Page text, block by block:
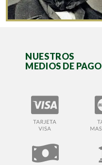
NUESTROS
MEDIOS DE PAGO